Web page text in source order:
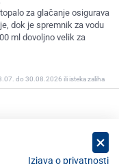
za glačanje osigurava
dok je spremnik za vodu
ml dovoljno velik za
do 30.08.2026 ili isteka zaliha
Izjava o privatnosti